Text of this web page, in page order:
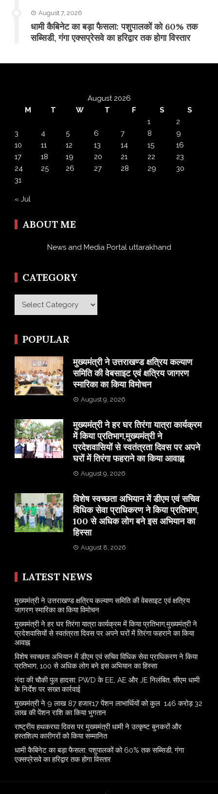
August 7, 2026
​धामी कैबिनेट का बड़ा फैसला: पशुपालकों को 60% तक
सब्सिडी, गंगा एक्सप्रेसवे का हरिद्वार तक होगा विस्तार
August 2026
M
T W T F S
S
1
2
3
4 5 6 7 8
9
10
11 12 13 14 15
16
17
18 19 20 21 22
23
24
25 26 27 28 29
30
31
« Jul
ABOUT ME
News and Media Portal uttarakhand
CATEGORY
Category
POPULAR
मुख्यमंत्री ने उत्तराखण्ड क्षत्रिय कल्याण
समिति की वेबसाइट एवं क्षत्रिय जागरण
स्मारिका का किया विमोचन
August 9, 2026
मुख्यमंत्री ने हर घर तिरंगा यात्रा कार्यक्रम
में किया प्रतिभाग,मुख्यमंत्री ने
प्रदेशवासियों से स्वतंत्रता दिवस पर अपने
घरों में तिरंगा फहराने का किया आवाह्न
August 9, 2026
विशेष स्वच्छता अभियान में डीएम एवं सचिव
विधिक सेवा प्राधिकरण ने किया प्रतिभाग,
100 से अधिक लोग बने इस अभियान का
हिस्सा
August 8, 2026
LATEST NEWS
मुख्यमंत्री ने उत्तराखण्ड क्षत्रिय कल्याण समिति की वेबसाइट एवं क्षत्रिय
जागरण स्मारिका का किया विमोचन
मुख्यमंत्री ने हर घर तिरंगा यात्रा कार्यक्रम में किया प्रतिभाग,मुख्यमंत्री ने
प्रदेशवासियों से स्वतंत्रता दिवस पर अपने घरों में तिरंगा फहराने का किया
आवाह्न
विशेष स्वच्छता अभियान में डीएम एवं सचिव विधिक सेवा प्राधिकरण ने किया
प्रतिभाग, 100 से अधिक लोग बने इस अभियान का हिस्सा
नंदा की चौकी पुल हादसा: PWD के EE, AE और JE निलंबित, सीएम धामी
के निर्देश पर सख्त कार्रवाई
मुख्यमंत्री ने 9 लाख 87 हजार17 पेंशन लाभार्थियों को कुल 146 करोड़ 32
लाख की पेंशन राशि का किया भुगतान
राष्ट्रीय हथकरघा दिवस पर मुख्यमंत्री धामी ने उत्कृष्ट बुनकरों और
हस्तशिल्प कारीगरों को किया सम्मानित
​धामी कैबिनेट का बड़ा फैसला: पशुपालकों को 60% तक सब्सिडी, गंगा
एक्सप्रेसवे का हरिद्वार तक होगा विस्तार